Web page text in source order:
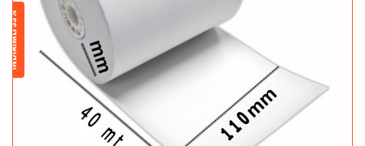
İNDİRİMLİ 33%